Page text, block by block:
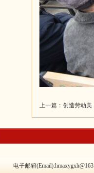
上一篇： 创造劳动美
电子邮箱